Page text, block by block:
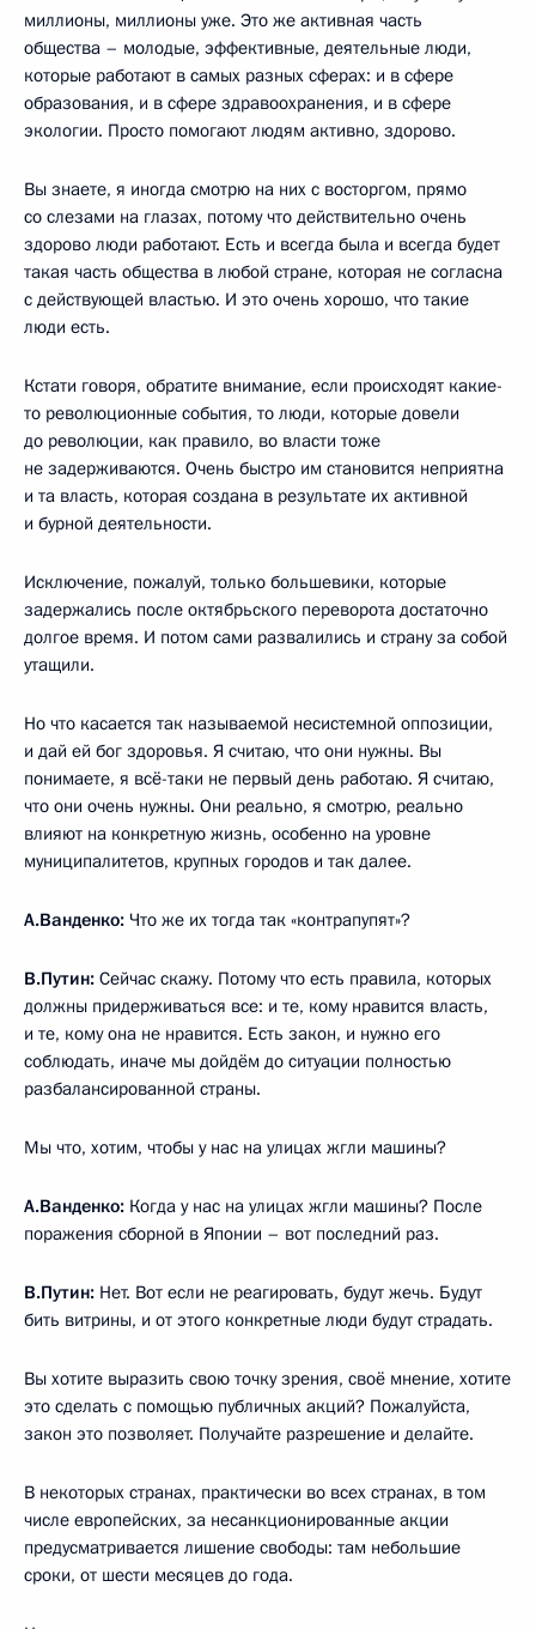
миллионы, миллионы уже. Это же активная часть
общества – молодые, эффективные, деятельные люди,
которые работают в самых разных сферах: и в сфере
образования, и в сфере здравоохранения, и в сфере
экологии. Просто помогают людям активно, здорово.
Вы знаете, я иногда смотрю на них с восторгом, прямо
со слезами на глазах, потому что действительно очень
здорово люди работают. Есть и всегда была и всегда будет
такая часть общества в любой стране, которая не согласна
с действующей властью. И это очень хорошо, что такие
люди есть.
Кстати говоря, обратите внимание, если происходят какие-
то революционные события, то люди, которые довели
до революции, как правило, во власти тоже
не задерживаются. Очень быстро им становится неприятна
и та власть, которая создана в результате их активной
и бурной деятельности.
Исключение, пожалуй, только большевики, которые
задержались после октябрьского переворота достаточно
долгое время. И потом сами развалились и страну за собой
утащили.
Но что касается так называемой несистемной оппозиции,
и дай ей бог здоровья. Я считаю, что они нужны. Вы
понимаете, я всё-таки не первый день работаю. Я считаю,
что они очень нужны. Они реально, я смотрю, реально
влияют на конкретную жизнь, особенно на уровне
муниципалитетов, крупных городов и так далее.
А.Ванденко: Что же их тогда так «контрапупят»?
В.Путин: Сейчас скажу. Потому что есть правила, которых
должны придерживаться все: и те, кому нравится власть,
и те, кому она не нравится. Есть закон, и нужно его
соблюдать, иначе мы дойдём до ситуации полностью
разбалансированной страны.
Мы что, хотим, чтобы у нас на улицах жгли машины?
А.Ванденко: Когда у нас на улицах жгли машины? После
поражения сборной в Японии – вот последний раз.
В.Путин: Нет. Вот если не реагировать, будут жечь. Будут
бить витрины, и от этого конкретные люди будут страдать.
Вы хотите выразить свою точку зрения, своё мнение, хотите
это сделать с помощью публичных акций? Пожалуйста,
закон это позволяет. Получайте разрешение и делайте.
В некоторых странах, практически во всех странах, в том
числе европейских, за несанкционированные акции
предусматривается лишение свободы: там небольшие
сроки, от шести месяцев до года.